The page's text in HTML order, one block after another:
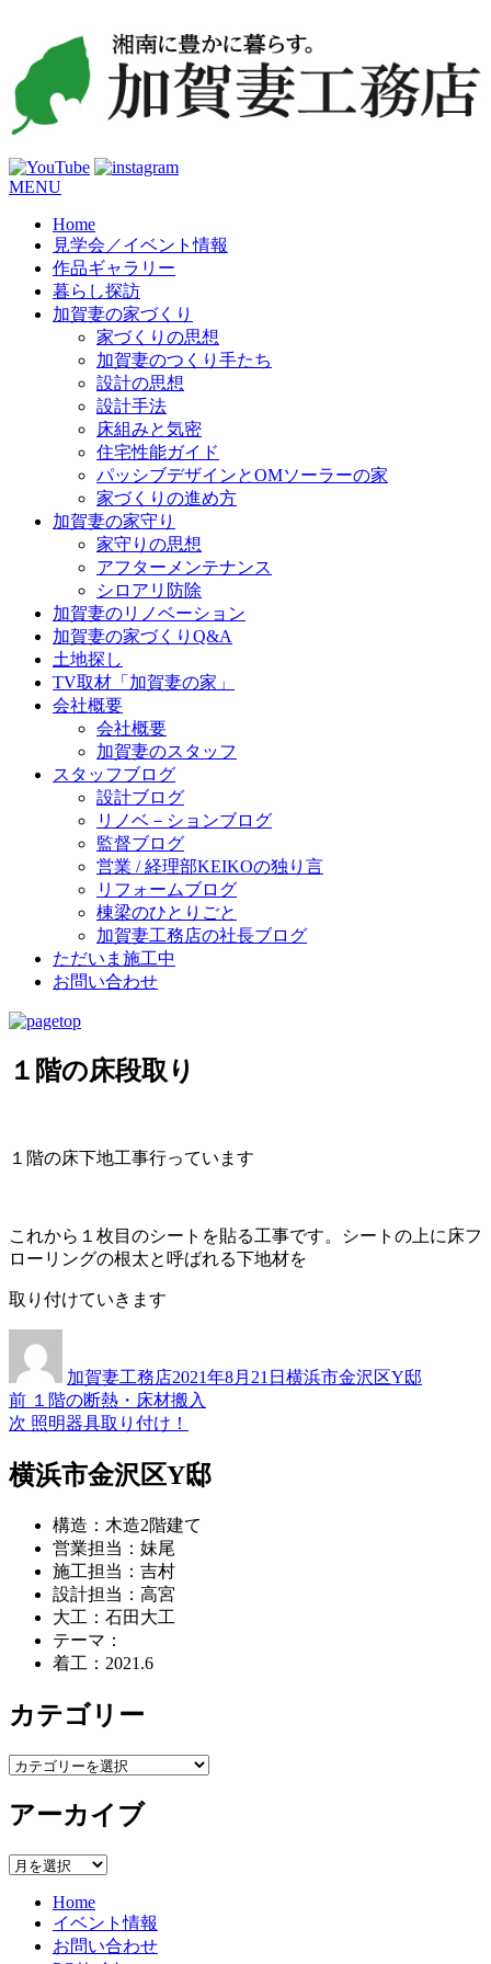
コ
MENU
Home
見学会／イベント情報
作品ギャラリー
暮らし探訪
加賀妻の家づくり
家づくりの思想
加賀妻のつくり手たち
設計の思想
設計手法
床組みと気密
住宅性能ガイド
パッシブデザインとOMソーラーの家
家づくりの進め方
加賀妻の家守り
家守りの思想
アフターメンテナンス
シロアリ防除
加賀妻のリノベーション
加賀妻の家づくりQ&A
土地探し
TV取材「加賀妻の家」
会社概要
会社概要
加賀妻のスタッフ
スタッフブログ
設計ブログ
リノベ－ションブログ
監督ブログ
営業 / 経理部KEIKOの独り言
リフォームブログ
棟梁のひとりごと
加賀妻工務店の社長ブログ
ただいま施工中
お問い合わせ
１階の床段取り
１階の床下地工事行っています
これから１枚目のシートを貼る工事です。シートの上に床フ
ローリングの根太と呼ばれる下地材を
取り付けていきます
者加賀妻工務店日:
2021年8月21日ゴ
横浜市金沢区Y邸
投
稿
ナ
前 過
去
投
稿:
１階の断熱・床材搬入
次 次
投
稿:
照明器具取り付け！
横浜市金沢区Y邸
構造：木造2階建て
営業担当：妹尾
施工担当：吉村
設計担当：高宮
大工：石田大工
テーマ：
着工：2021.6
カテゴリー
カ
ゴ
ー
アーカイブ
ア
Home
イベント情報
お問い合わせ